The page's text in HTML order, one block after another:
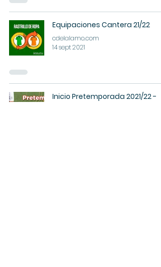
Equipaciones Cantera 21/22
cdelalamo.com
14 sept 2021
Inicio Pretemporada 2021/22 -